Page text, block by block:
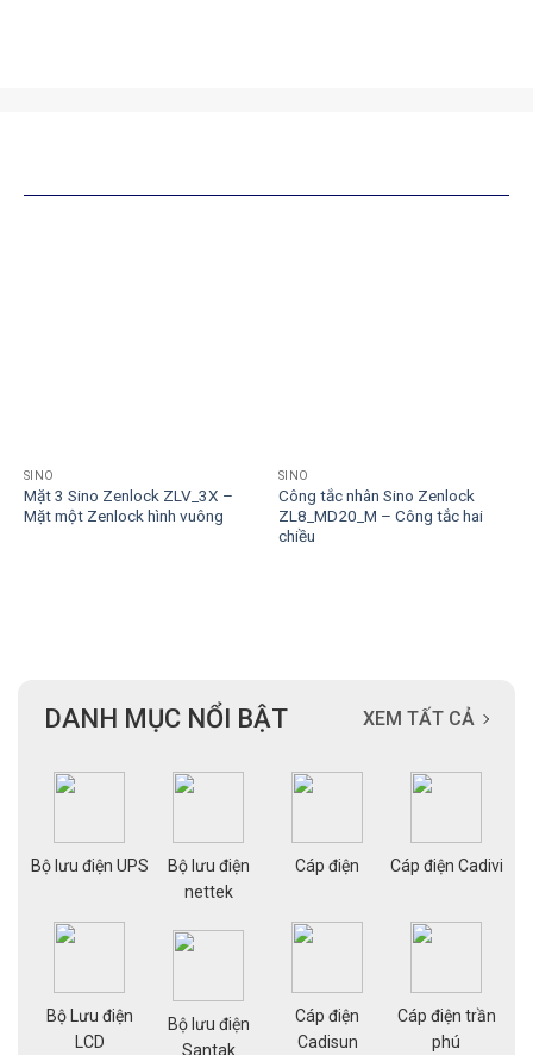
SINO
Mặt 3 Sino Zenlock ZLV_3X –
Mặt một Zenlock hình vuông
SINO
Công tắc nhân Sino Zenlock
ZL8_MD20_M – Công tắc hai
chiều
DANH MỤC NỔI BẬT XEM TẤT CẢ
Bộ lưu điện UPS
Bộ Lưu điện
LCD
Bộ lưu điện
nettek
Bộ lưu điện
Santak
Cáp điện
Cáp điện
Cadisun
Cáp điện Cadivi
Cáp điện trần
phú